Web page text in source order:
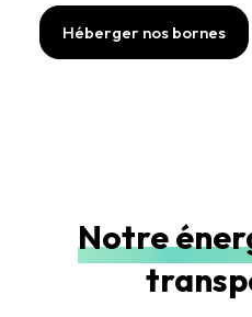
Héberger nos bornes
Notre